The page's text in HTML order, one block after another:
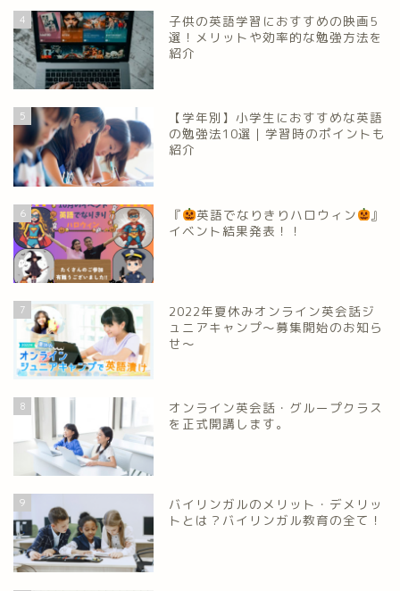
4
子供の英語学習におすすめの映画5
選！メリットや効率的な勉強方法を
紹介
5
【学年別】小学生におすすめな英語
の勉強法10選｜学習時のポイントも
紹介
6 『 英語でなりきりハロウィン
』
イベント結果発表！！
7
2022年夏休みオンライン英会話ジ
ュニアキャンプ～募集開始のお知ら
せ～
8
オンライン英会話・グループクラス
を正式開講します。
9
バイリンガルのメリット・デメリッ
トとは？バイリンガル教育の全て！